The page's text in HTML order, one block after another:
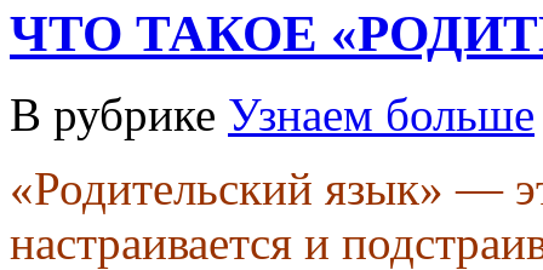
ЧТО ТАКОЕ
В рубрике Узнаем больше
«Родительский язык» —
настраивается и